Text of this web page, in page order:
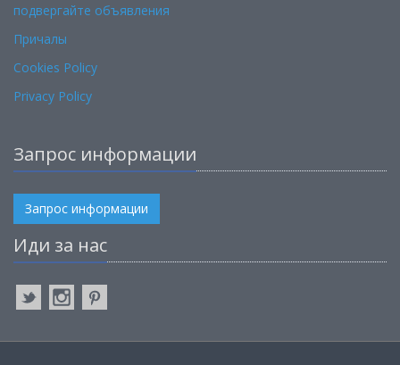
подвергайте объявления
Причалы
Cookies Policy
Privacy Policy
Запрос информации
Запрос информации
Иди за нас